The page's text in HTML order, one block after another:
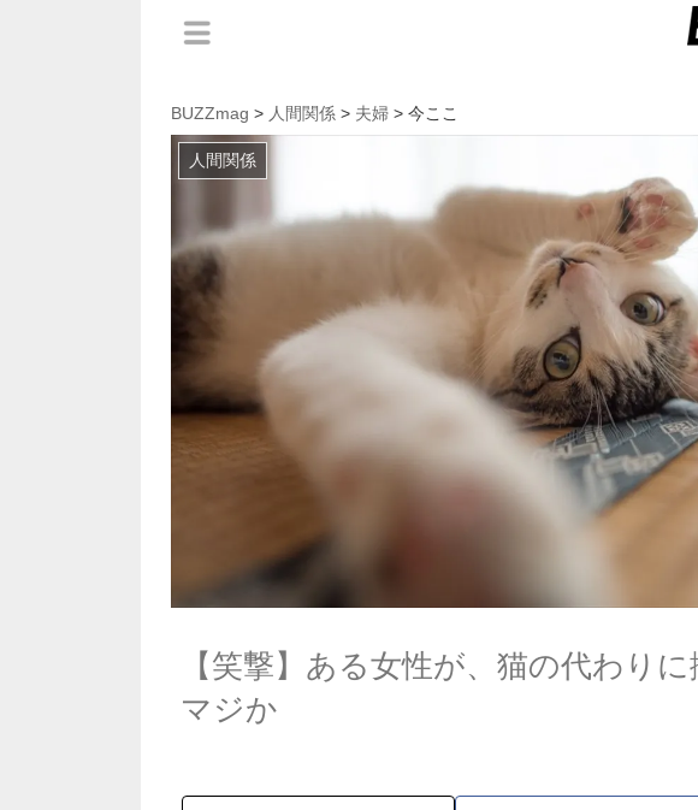
BUZZmag > 人間関係 > 夫婦 > 今ここ
人間関係
【笑撃】ある女性が、猫の代わり
マジか